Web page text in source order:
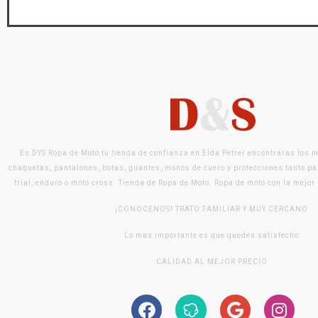
En DYS Ropa de Moto tu tienda de confianza en Elda Petrer encontraras los
chaquetas, pantalones, botas, guantes, monos de cuero y protecciones tanto
trial, enduro o moto cross. Tienda de Ropa de Moto. Ropa de moto con la
¡CONOCENOS! TRATO FAMILIAR Y MUY CERCANO.
Lo mas importante es que quedes satisfecho.
CALIDAD AL MEJOR PRECIO.